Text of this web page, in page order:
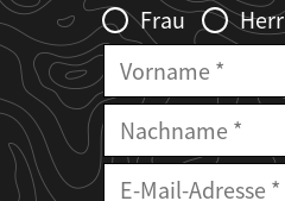
Frau
Herr
Vorname
Nachname
E-
Mailadresse